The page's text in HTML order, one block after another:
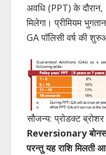
अवधि (PPT) के दौरान,
मिलेगा। प्रीमियम
GA पॉलिसी वर्ष की
सौजन्य: प्रोडक्ट ब्रोशर
Reversionary
परन्तु यह राशि मिलती